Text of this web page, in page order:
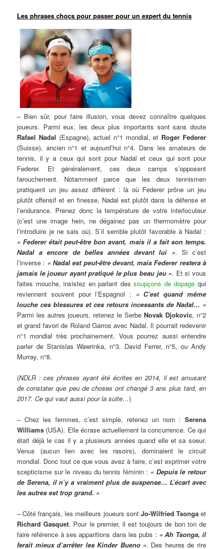
Les phrases chocs pour passer pour un expert du tennis
– Bien sûr, pour faire illusion, vous devez connaître quelques
joueurs. Parmi eux, les deux plus importants sont sans doute
Rafael Nadal (Espagne), actuel n°1 mondial, et Roger Federer
(Suisse), ancien n°1 et aujourd’hui n°4. Dans les amateurs de
tennis, il y a ceux qui sont pour Nadal et ceux qui sont pour
Federer. Et généralement, ces deux camps s’opposent
farouchement. Notamment parce que les deux tennismen
pratiquent un jeu assez différent : là où Federer prône un jeu
plutôt offensif et en finesse, Nadal est plutôt dans la défense et
l’endurance. Prenez donc la température de votre interlocuteur
(c’est une image hein, ne dégainez pas un thermomètre pour
l’introduire je ne sais où). S’il semble plutôt favorable à Nadal :
« Federer était peut-être bon avant, mais il a fait son temps.
Nadal a encore de belles années devant lui ». Si c’est
l’inverse : « Nadal est peut-être devant, mais Federer restera à
jamais le joueur ayant pratiqué le plus beau jeu ». Et si vous
faites mouche, insistez en parlant dessoupçons de dopage qui
reviennent souvent pour l’Espagnol : « C’est quand même
louche ces blessures et ces retours incessants de Nadal… »
Parmi les autres joueurs, retenez le Serbe Novak Djokovic, n°2
et grand favori de Roland Garros avec Nadal. Il pourrait redevenir
n°1 mondial très prochainement. Vous pourrez aussi entendre
parler de Stanislas Wawrinka, n°3, David Ferrer, n°5, ou Andy
Murray, n°8.
(NDLR : ces phrases ayant été écrites en 2014, il est amusant
de constater que peu de choses ont changé 3 ans plus tard, en
2017. Ce qui vaut aussi pour la suite…)
– Chez les femmes, c’est simple, retenez un nom : Serena
Williams (USA). Elle écrase actuellement la concurrence. Ce qui
était déjà le cas il y a plusieurs années quand elle et sa soeur,
Venus (aucun lien avec les rasoirs), dominaient le circuit
mondial. Donc tout ce que vous avez à faire, c’est exprimer votre
scepticisme sur le niveau du tennis féminin : « Depuis le retour
de Serena, il n’y a vraiment plus de suspense… L’écart avec
les autres est trop grand. »
– Côté français, les meilleurs joueurs sont Jo-Wilfried Tsongaet
Richard Gasquet. Pour le premier, il est toujours de bon ton de
faire référence à ses apparitions dans les pubs : « Ah Tsonga, il
ferait mieux d’arrêter les Kinder Bueno ». Des heures de rire